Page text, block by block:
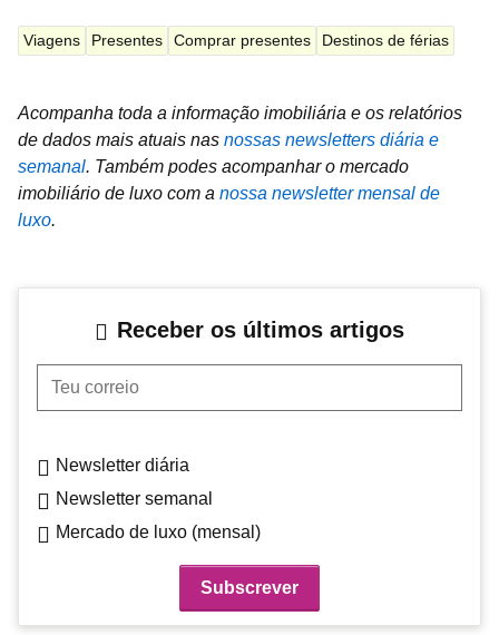
Viagens Presentes Comprar presentes Destinos de férias
Acompanha toda a informação imobiliária e os relatórios
de dados mais atuais nas nossas newsletters diária e
semanal. Também podes acompanhar o mercado
imobiliário de luxo com a nossa newsletter mensal de
luxo.
Receber os últimos artigos
Teu correio
Newsletter diária
Newsletter semanal
Mercado de luxo (mensal)